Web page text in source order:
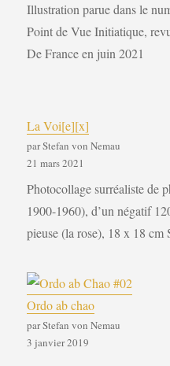
Illustration parue dans le
Point de Vue Initiatique,
De France en juin 2021
La Voi[e][x]
par Stefan von Nemau
21 mars 2021
Photocollage surréaliste de
1900-1960), d’un négatif
pieuse (la rose), 18 x 18 cm
Ordo ab chao
par Stefan von Nemau
3 janvier 2019